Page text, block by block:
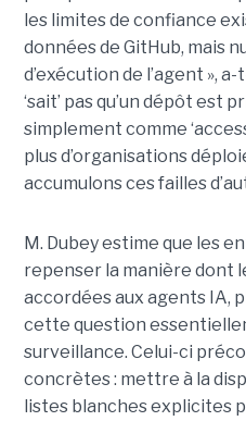
les limites de confiance
données de GitHub, mais
d’exécution de l’agent »,
‘sait’ pas qu’un dépôt est
simplement comme
plus d’organisations
accumulons ces failles
M. Dubey estime que les
repenser la manière dont
accordées aux agents IA,
cette question
surveillance. Celui-ci
concrètes : mettre à la
listes blanches explicites